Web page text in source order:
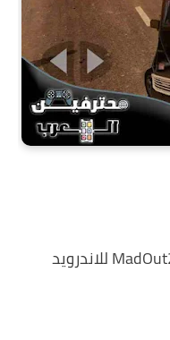
رابط تحميل لعبة MadOut2 BigCityOnline للاندرويد